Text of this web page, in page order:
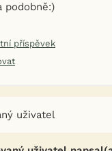
podobně:)
příspěvek
uživatel